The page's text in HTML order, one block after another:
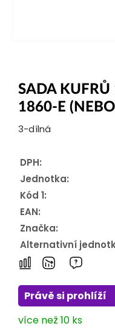
SADA
1860-E
3-dílná
DPH:
Jednotka:
Kód 1:
EAN:
Značka:
Alternativní
Právě si prohlíží
více než 10 ks